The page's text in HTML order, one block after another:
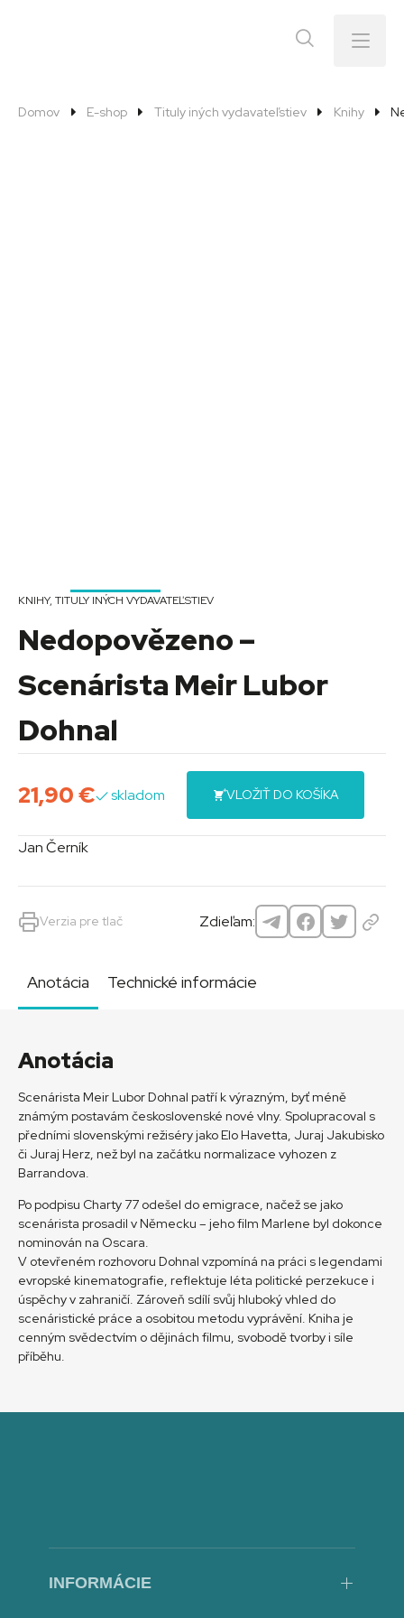
Menu
Domov E-shop Tituly iných vydavateľstiev Knihy
KNIHY, TITULY INÝCH VYDAVATEĽSTIEV
Nedopovězeno –
Scenárista Meir Lubor
Dohnal
21,90€ skladom VLOŽIŤ DO KOŠÍKA
Jan Černík
Verzia pre tlač Zdieľam:
Anotácia Technické informácie
Anotácia
Scenárista Meir Lubor Dohnal patří k výrazným, byť méně
známým postavám československé nové vlny. Spolupracoval s
předními slovenskými režiséry jako Elo Havetta, Juraj Jakubisko
či Juraj Herz, než byl na začátku normalizace vyhozen z
Barrandova.
Po podpisu Charty 77 odešel do emigrace, načež se jako
scenárista prosadil v Německu – jeho film Marlene byl dokonce
nominován na Oscara.
V otevřeném rozhovoru Dohnal vzpomíná na práci s legendami
evropské kinematografie, reflektuje léta politické perzekuce i
úspěchy v zahraničí. Zároveň sdílí svůj hluboký vhled do
scenáristické práce a osobitou metodu vyprávění. Kniha je
cenným svědectvím o dějinách filmu, svobodě tvorby i síle
příběhu.
INFORMÁCIE